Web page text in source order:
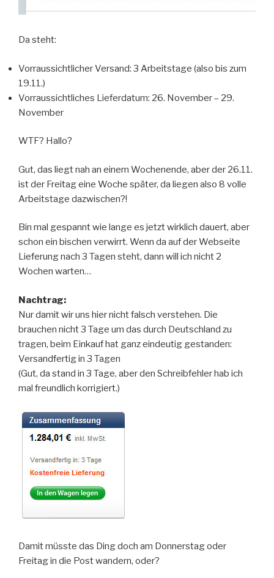
Da steht:
Vorraussichtlicher Versand: 3 Arbeitstage (also bis zum
19.11.)
Vorraussichtliches Lieferdatum: 26. November – 29.
November
WTF? Hallo?
Gut, das liegt nah an einem Wochenende, aber der 26.11.
ist der Freitag eine Woche später, da liegen also 8 volle
Arbeitstage dazwischen?!
Bin mal gespannt wie lange es jetzt wirklich dauert, aber
schon ein bischen verwirrt. Wenn da auf der Webseite
Lieferung nach 3 Tagen steht, dann will ich nicht 2
Wochen warten…
Nachtrag:
Nur damit wir uns hier nicht falsch verstehen. Die
brauchen nicht 3 Tage um das durch Deutschland zu
tragen, beim Einkauf hat ganz eindeutig gestanden:
Versandfertig in 3 Tagen
(Gut, da stand in 3 Tage, aber den Schreibfehler hab ich
mal freundlich korrigiert.)
Damit müsste das Ding doch am Donnerstag oder
Freitag in die Post wandern, oder?